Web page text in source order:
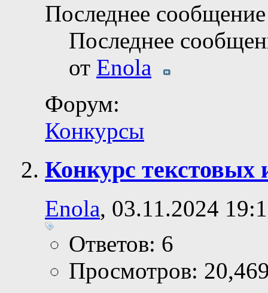
Последнее
Последнее
от Enola
Форум:
Конкурсы
Конкурс текстовых
Enola, 03.11.2024
Ответов: 6
Просмотров: